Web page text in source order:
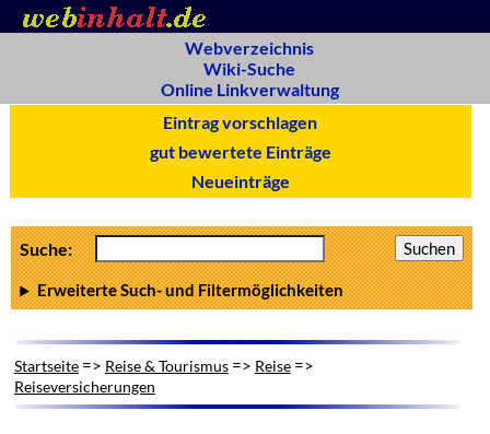
Webverzeichnis
Wiki-Suche
Online Linkverwaltung
Eintrag vorschlagen
gut bewertete Einträge
Neueinträge
Suche:
Erweiterte Such- und Filtermöglichkeiten
Startseite=> Reise & Tourismus=> Reise=>
Reiseversicherungen